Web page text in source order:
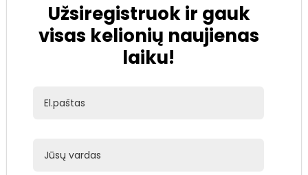
Užsiregistruok ir gauk
visas kelionių naujienas
laiku!